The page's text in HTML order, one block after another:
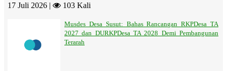
17 Juli 2026 | 103 Kali
Musdes Desa Susut: Bahas Rancangan RKPDesa TA
2027 dan DURKPDesa TA 2028 Demi Pembangunan
Terarah